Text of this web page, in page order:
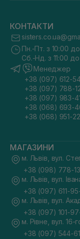
КОНТАКТИ
Пн.-Пт. з 10:00
Сб.-Нд. з 11:00
Менеджер
+38 (097) 612-
+38 (097) 788-
+38 (097) 983-
+38 (068) 693-
+38 (068) 951-
МАГАЗИНИ
м. Львів, вул.
+38 (098) 778-
м. Львів, вул.
+38 (097) 611-
м. Львів, вул.
+38 (097) 101-
м. Рівне, вул. 16-
+38 (097) 544-